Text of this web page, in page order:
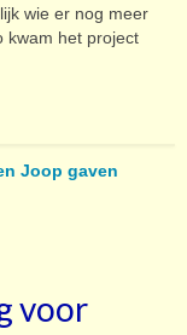
wie er nog meer
kwam het project
Joop gaven
voor